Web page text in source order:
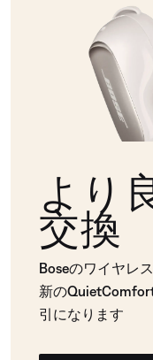
より
交換
Boseのワイヤレ
新の
引になります